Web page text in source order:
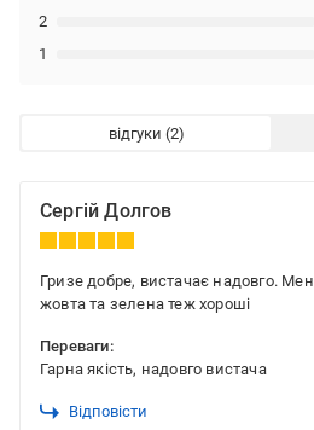
1
2
відгуки
Сергій Долгов
Гризе добре, вистачає надовго.
жовта та зелена теж хороші
Переваги:
Гарна якість, надовго вистача
Відповісти